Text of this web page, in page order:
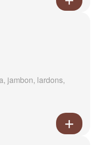
jambon, lardons,